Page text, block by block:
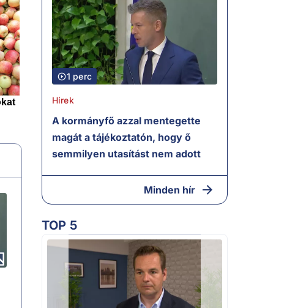
1 perc
Hírek
A kormányfő azzal mentegette
magát a tájékoztatón, hogy ő
semmilyen utasítást nem adott
Minden hír
TOP 5